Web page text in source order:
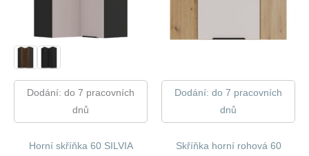
Dodání: do 7 pracovních
dnů
Horní skříňka 60 SILVIA
Dodání: do 7 pracovních
dnů
Skříňka horní rohová 60